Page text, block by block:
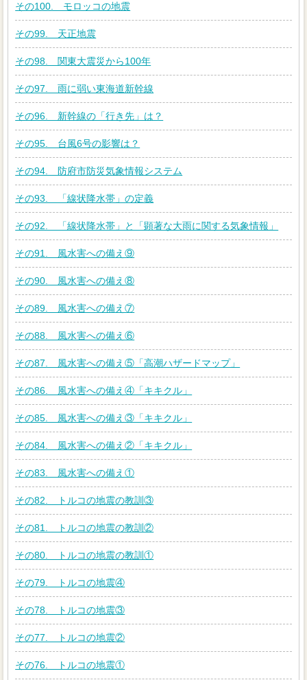
その100. モロッコの地震
その99. 天正地震
その98. 関東大震災から100年
その97. 雨に弱い東海道新幹線
その96. 新幹線の「行き先」は？
その95. 台風6号の影響は？
その94. 防府市防災気象情報システム
その93. 「線状降水帯」の定義
その92. 「線状降水帯」と「顕著な大雨に関する気象情報」
その91. 風水害への備え⑨
その90. 風水害への備え⑧
その89. 風水害への備え⑦
その88. 風水害への備え⑥
その87. 風水害への備え⑤「高潮ハザードマップ」
その86. 風水害への備え④「キキクル」
その85. 風水害への備え③「キキクル」
その84. 風水害への備え②「キキクル」
その83. 風水害への備え①
その82. トルコの地震の教訓③
その81. トルコの地震の教訓②
その80. トルコの地震の教訓①
その79. トルコの地震④
その78. トルコの地震③
その77. トルコの地震②
その76. トルコの地震①